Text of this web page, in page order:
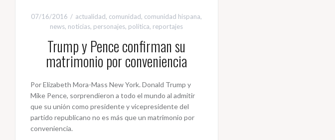
07/16/2016 actualidad, comunidad, comunidad hispana,
news, noticias, personajes, política, reportajes
Trump y Pence confirman su
matrimonio por conveniencia
Por Elizabeth Mora-Mass New York. Donald Trump y
Mike Pence, sorprendieron a todo el mundo al admitir
que su unión como presidente y vicepresidente del
partido republicano no es más que un matrimonio por
conveniencia.